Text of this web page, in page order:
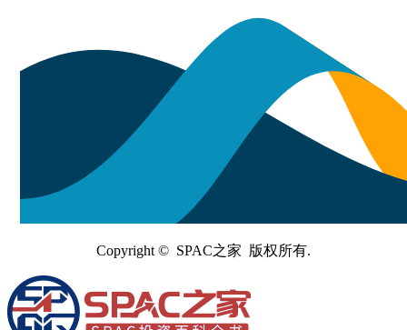
Copyright © SPAC之家 版权所有.